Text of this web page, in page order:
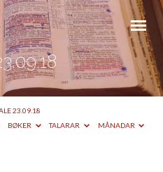
23.09.18
BØKER TALARAR MÅNADAR